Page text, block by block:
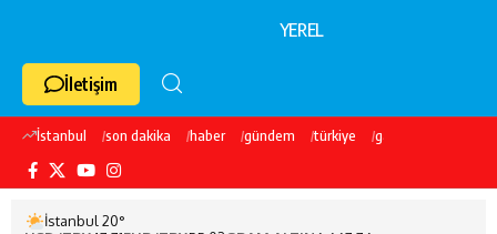
YEREL
İletişim
İstanbul son dakika haber gündem türkiye galatasaray
İstanbul 20°